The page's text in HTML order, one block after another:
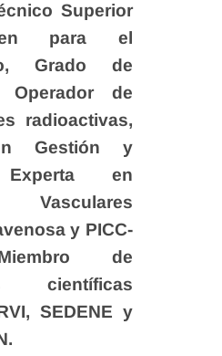
Superior
para el
Grado de
Operador de
radioactivas,
Gestión y
Experta en
Vasculares
y PICC-
de
científicas
SEDENE y